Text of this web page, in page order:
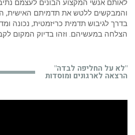
לאותם אנשי המקצוע הבונים לעצמם
והמבקשים ללטש את תדמיתם האישית,
בדרך לגיבוש תדמית כריזמטית, נכונה
הצלחה במעשיהם. וזהו בדיוק המקום
"לא על החליפה לבדה"
הרצאה לארגונים ומוסדות